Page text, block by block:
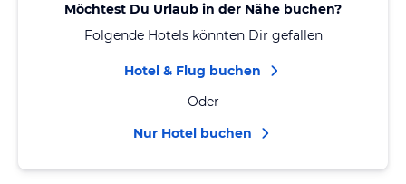
Möchtest Du Urlaub in der Nähe buchen?
Folgende Hotels könnten Dir gefallen
Hotel & Flug buchen
Oder
Nur Hotel buchen